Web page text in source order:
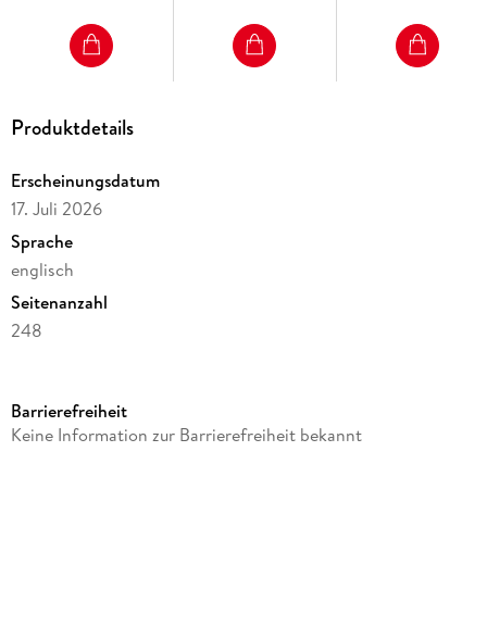
Produktdetails
Erscheinungsdatum
17. Juli 2026
Sprache
englisch
Seitenanzahl
248
Autor/Autorin
Barrierefreiheit
Keine Information zur Barrierefreiheit bekannt